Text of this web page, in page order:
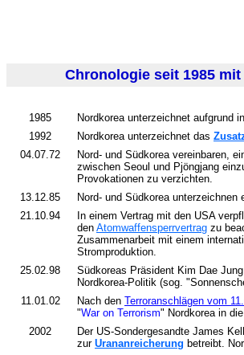
Chronologie seit 1985
1985
Nordkorea unterzeichnet aufgrund
1992
Nordkorea unterzeichnet das
04.07.72
Nord- und Südkorea vereinbaren,
zwischen Seoul und Pjöngjang
Provokationen zu verzichten.
13.12.85
Nord- und Südkorea
21.10.94
In einem Vertrag mit den USA
den Atomwaffensperrvertrag zu
Zusammenarbeit mit einem
Stromproduktion.
25.02.98
Südkoreas Präsident Kim Dae
Nordkorea-Politik (sog.
11.01.02
Nach den Terroranschlägen vom
"War on Terrorism" Nordkorea in
2002
Der US-Sondergesandte James
zur Urananreicherung betreibt.